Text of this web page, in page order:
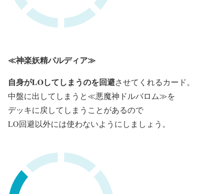
≪神楽妖精パルディア≫
自身がLOしてしまうのを回避させてくれるカード。
中盤に出してしまうと≪悪魔神ドルバロム≫を
デッキに戻してしまうことがあるので
LO回避以外には使わないようにしましょう。